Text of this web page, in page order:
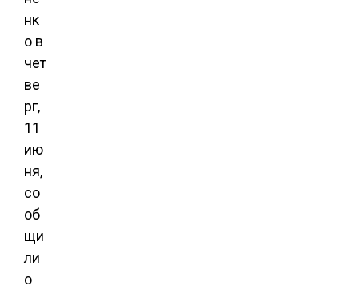
нк
о в
чет
ве
рг,
11
ию
ня,
со
об
щи
ли
о